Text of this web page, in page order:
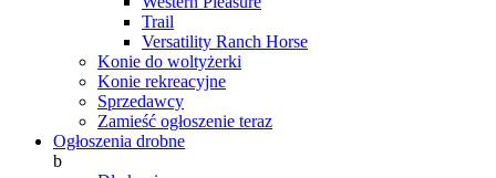
Trail
Versatility Ranch Horse
Konie do woltyżerki
Konie rekreacyjne
Sprzedawcy
Zamieść ogłoszenie teraz
Ogłoszenia drobne
b